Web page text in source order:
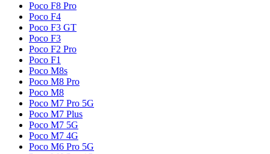
Poco F8 Pro
Poco F4
Poco F3 GT
Poco F3
Poco F2 Pro
Poco F1
Poco M8s
Poco M8 Pro
Poco M8
Poco M7 Pro 5G
Poco M7 Plus
Poco M7 5G
Poco M7 4G
Poco M6 Pro 5G